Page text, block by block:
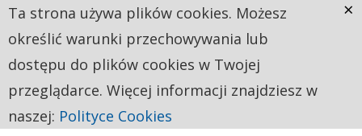
Ta strona używa plików cookies. Możesz
określić warunki przechowywania lub
dostępu do plików cookies w Twojej
przeglądarce. Więcej informacji znajdziesz w
naszej: Polityce Cookies
×